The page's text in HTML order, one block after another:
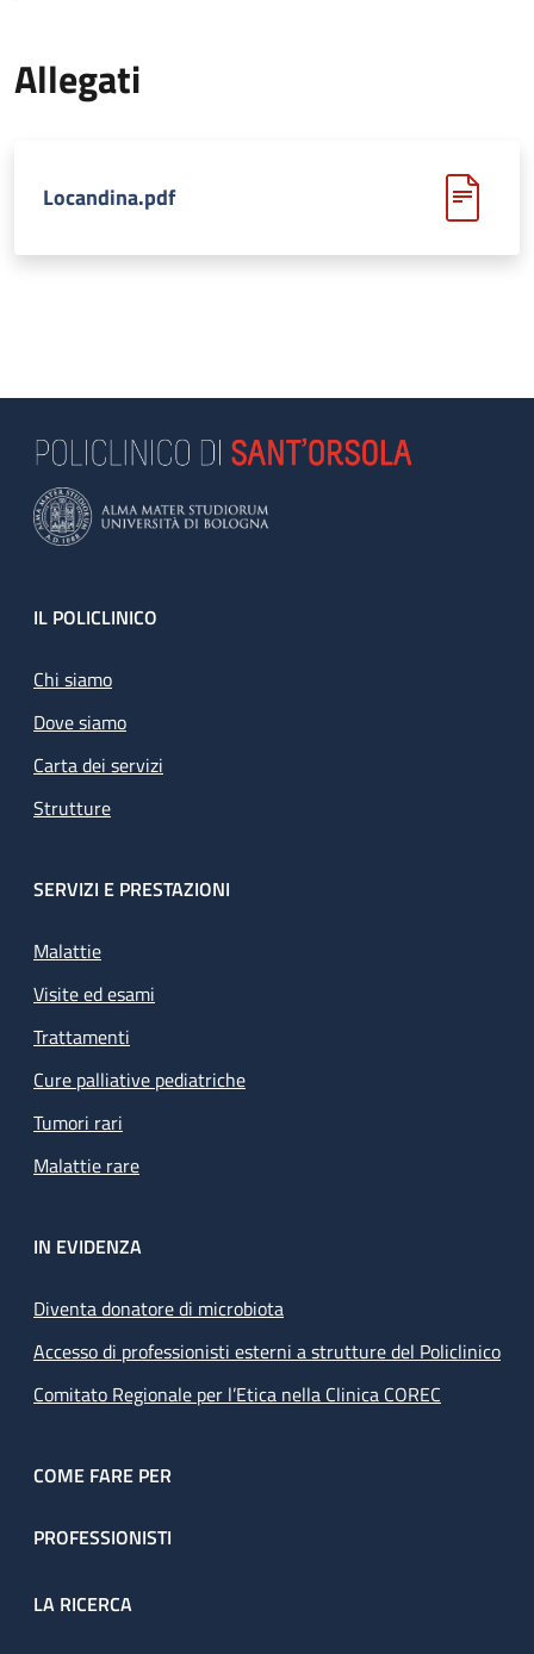
Allegati
Locandina.pdf
Footer
IL POLICLINICO
Chi siamo
Dove siamo
Carta dei servizi
Strutture
SERVIZI E PRESTAZIONI
Malattie
Visite ed esami
Trattamenti
Cure palliative pediatriche
Tumori rari
Malattie rare
IN EVIDENZA
Diventa donatore di microbiota
Accesso di professionisti esterni a strutture del Policlinico
Comitato Regionale per l’Etica nella Clinica COREC
COME FARE PER
PROFESSIONISTI
LA RICERCA